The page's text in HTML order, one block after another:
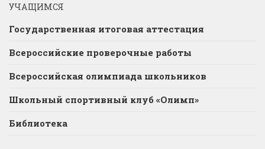
УЧАЩИМСЯ
Государственная итоговая аттестация
Всероссийские проверочные работы
Всероссийская олимпиада школьников
Школьный спортивный клуб «Олимп»
Библиотека